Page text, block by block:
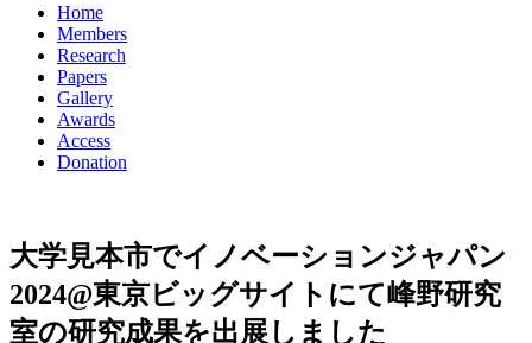
Home
Members
Research
Papers
Gallery
Awards
Access
Donation
大学見本市でイノベーションジャパン
2024@東京ビッグサイトにて峰野研究
室の研究成果を出展しました